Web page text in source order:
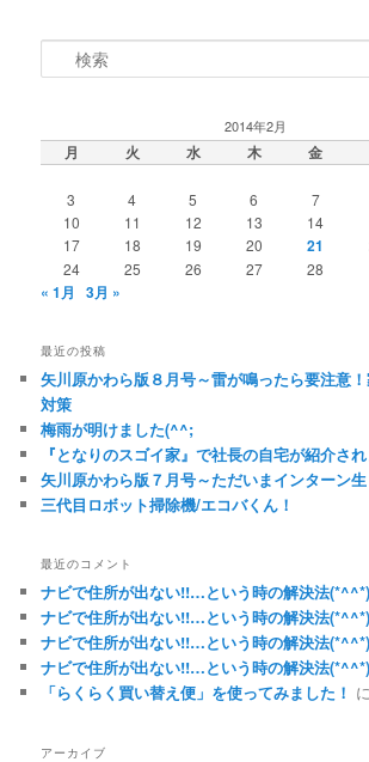
2014年2月
月 火 水 木 金
3
4 5 6 7
10
11 12 13 14
17
18 19 20 21
24
25 26 27 28
« 1月 3月 »
最近の投稿
矢川原かわら版８月号～雷が鳴ったら要注意
対策
梅雨が明けました(^^;
『となりのスゴイ家』で社長の自宅が紹介され
矢川原かわら版７月号～ただいまインターン生
三代目ロボット掃除機/エコバくん！
最近のコメント
ナビで住所が出ない!!…という時の解決法(*^^*)
ナビで住所が出ない!!…という時の解決法(*^^*)
ナビで住所が出ない!!…という時の解決法(*^^*)
ナビで住所が出ない!!…という時の解決法(*^^*)
「らくらく買い替え便」を使ってみました！ に
アーカイブ